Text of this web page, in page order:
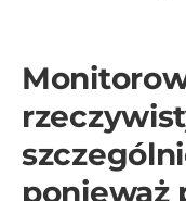
ponieważ